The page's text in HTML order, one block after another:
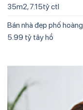
35m2, 7.15tỷ ctl
Bán nhà đẹp phố
5.99 tỷ tây hồ